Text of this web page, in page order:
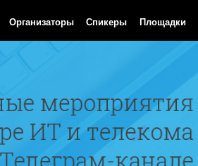
Организаторы Спикеры Площадки